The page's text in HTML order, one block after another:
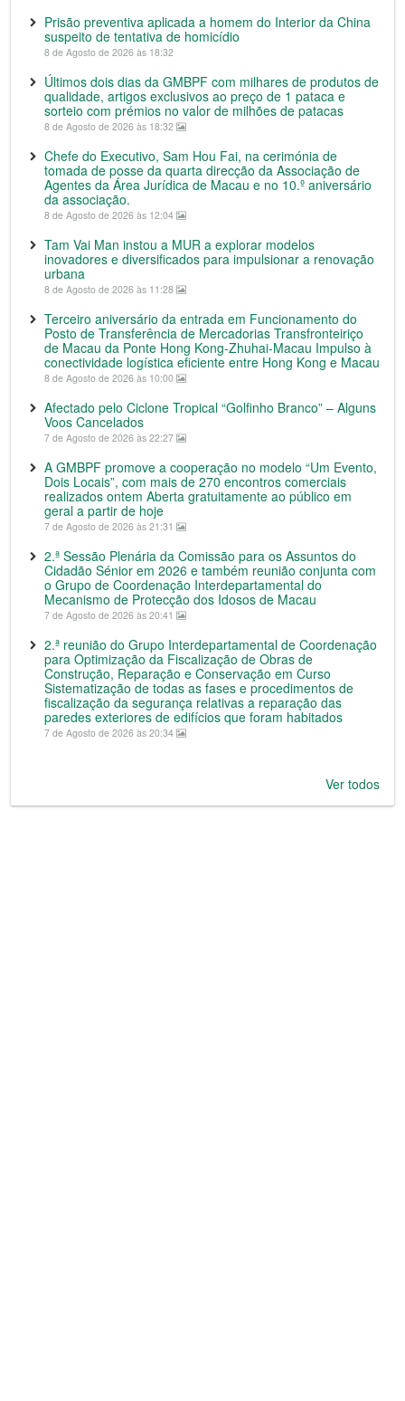
Prisão preventiva aplicada a homem do Interior da China
suspeito de tentativa de homicídio
8 de Agosto de 2026 às 18:32
Últimos dois dias da GMBPF com milhares de produtos de
qualidade, artigos exclusivos ao preço de 1 pataca e
sorteio com prémios no valor de milhões de patacas
8 de Agosto de 2026 às 18:32
Chefe do Executivo, Sam Hou Fai, na cerimónia de
tomada de posse da quarta direcção da Associação de
Agentes da Área Jurídica de Macau e no 10.º aniversário
da associação.
8 de Agosto de 2026 às 12:04
Tam Vai Man instou a MUR a explorar modelos
inovadores e diversificados para impulsionar a renovação
urbana
8 de Agosto de 2026 às 11:28
Terceiro aniversário da entrada em Funcionamento do
Posto de Transferência de Mercadorias Transfronteiriço
de Macau da Ponte Hong Kong-Zhuhai-Macau Impulso à
conectividade logística eficiente entre Hong Kong e Macau
8 de Agosto de 2026 às 10:00
Afectado pelo Ciclone Tropical “Golfinho Branco” – Alguns
Voos Cancelados
7 de Agosto de 2026 às 22:27
A GMBPF promove a cooperação no modelo “Um Evento,
Dois Locais”, com mais de 270 encontros comerciais
realizados ontem Aberta gratuitamente ao público em
geral a partir de hoje
7 de Agosto de 2026 às 21:31
2.ª Sessão Plenária da Comissão para os Assuntos do
Cidadão Sénior em 2026 e também reunião conjunta com
o Grupo de Coordenação Interdepartamental do
Mecanismo de Protecção dos Idosos de Macau
7 de Agosto de 2026 às 20:41
2.ª reunião do Grupo Interdepartamental de Coordenação
para Optimização da Fiscalização de Obras de
Construção, Reparação e Conservação em Curso
Sistematização de todas as fases e procedimentos de
fiscalização da segurança relativas a reparação das
paredes exteriores de edifícios que foram habitados
7 de Agosto de 2026 às 20:34
Ver todos